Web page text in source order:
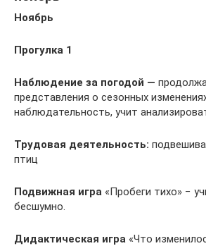
Ноябрь
Прогулка 1
Наблюдение за погодой —
представления о сезонных
наблюдательность, учит
Трудовая деятельность:
птиц
Подвижная игра «Пробеги тихо» −
бесшумно.
Дидактическая игра «Что